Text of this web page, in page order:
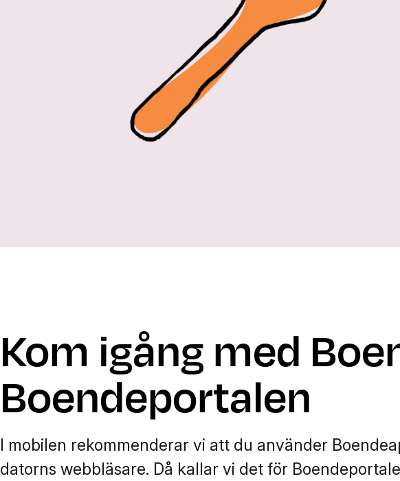
Kom igång med
Boendeportalen
I mobilen rekommenderar vi att du använder
datorns webbläsare. Då kallar vi det för